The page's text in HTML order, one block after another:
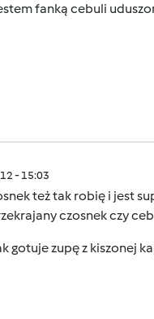
fanką cebuli
- 15:03
też tak robię i jest
czosnek czy
gotuje zupę z kiszonej